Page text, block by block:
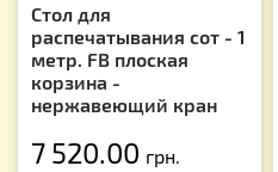
Стол для
распечатывания сот - 1
метр. FB плоская
корзина -
нержавеющий кран
7 520.00 грн.